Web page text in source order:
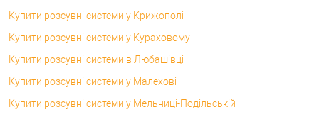
Купити розсувні системи у Крижополі
Купити розсувні системи у Кураховому
Купити розсувні системи в Любашівці
Купити розсувні системи у Малехові
Купити розсувні системи у Мельниці-Подільській